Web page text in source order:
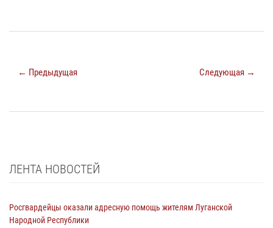
← Предыдущая Следующая →
ЛЕНТА НОВОСТЕЙ
Росгвардейцы оказали адресную помощь жителям Луганской
Народной Республики